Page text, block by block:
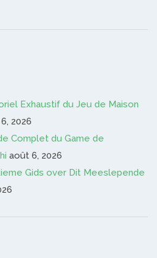
Exhaustif du Jeu de Maison
2026
Complet du Game de
août 6, 2026
Gids over Dit Meeslepende